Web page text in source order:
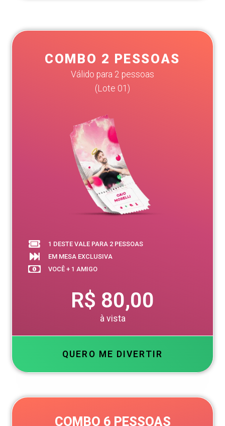
COMBO 2 PESSOAS
Válido para 2 pessoas
(Lote 01)
1 DESTE VALE PARA 2 PESSOAS
EM MESA EXCLUSIVA
VOCÊ + 1 AMIGO
R$ 80,00
à vista
QUERO ME DIVERTIR
COMBO 6 PESSOAS